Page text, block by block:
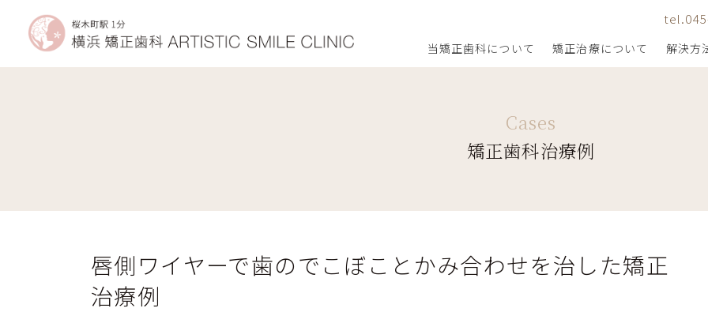
ン
ー
当矯正歯科について 矯正治療について 解決方
矯正歯科治療例
唇側ワイヤーで歯のでこぼことかみ合わせを治した矯正
治療例